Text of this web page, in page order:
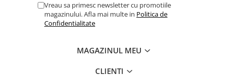
Vreau sa primesc newsletter cu promotiile
magazinului. Afla mai multe in Politica de
Confidentialitate
MAGAZINUL MEU
CLIENTI